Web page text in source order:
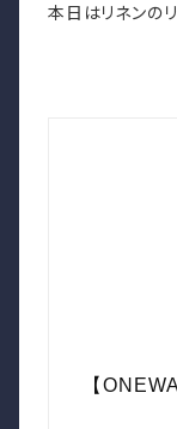
本日はリネンの